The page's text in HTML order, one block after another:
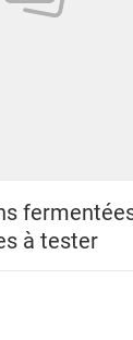
à tester